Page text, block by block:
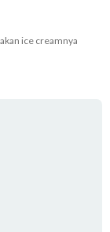
ice creamnya